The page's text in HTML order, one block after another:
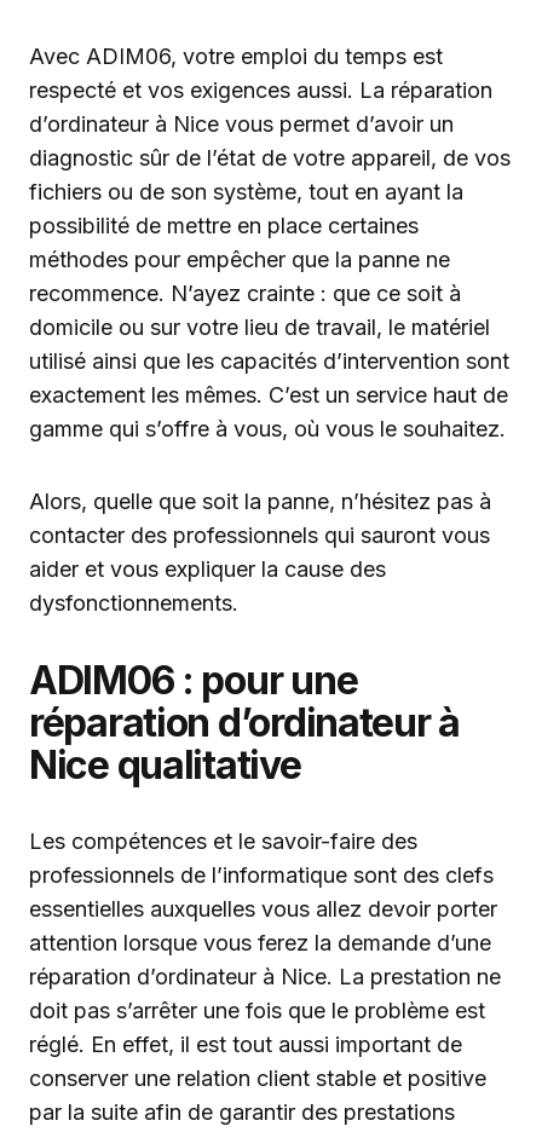
Avec ADIM06, votre emploi du temps est
respecté et vos exigences aussi. La réparation
d’ordinateur à Nice vous permet d’avoir un
diagnostic sûr de l’état de votre appareil, de vos
fichiers ou de son système, tout en ayant la
possibilité de mettre en place certaines
méthodes pour empêcher que la panne ne
recommence. N’ayez crainte : que ce soit à
domicile ou sur votre lieu de travail, le matériel
utilisé ainsi que les capacités d’intervention sont
exactement les mêmes. C’est un service haut de
gamme qui s’offre à vous, où vous le souhaitez.
Alors, quelle que soit la panne, n’hésitez pas à
contacter des professionnels qui sauront vous
aider et vous expliquer la cause des
dysfonctionnements.
ADIM06 : pour une
réparation d’ordinateur à
Nice qualitative
Les compétences et le savoir-faire des
professionnels de l’informatique sont des clefs
essentielles auxquelles vous allez devoir porter
attention lorsque vous ferez la demande d’une
réparation d’ordinateur à Nice. La prestation ne
doit pas s’arrêter une fois que le problème est
réglé. En effet, il est tout aussi important de
conserver une relation client stable et positive
par la suite afin de garantir des prestations